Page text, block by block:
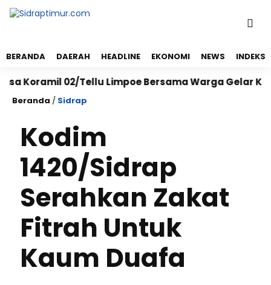
BERANDA DAERAH HEADLINE EKONOMI NEWS INDEKS
02/Tellu Limpoe Bersama Warga Gelar Karya
Beranda / Sidrap
Kodim
1420/Sidrap
Serahkan Zakat
Fitrah Untuk
Kaum Duafa